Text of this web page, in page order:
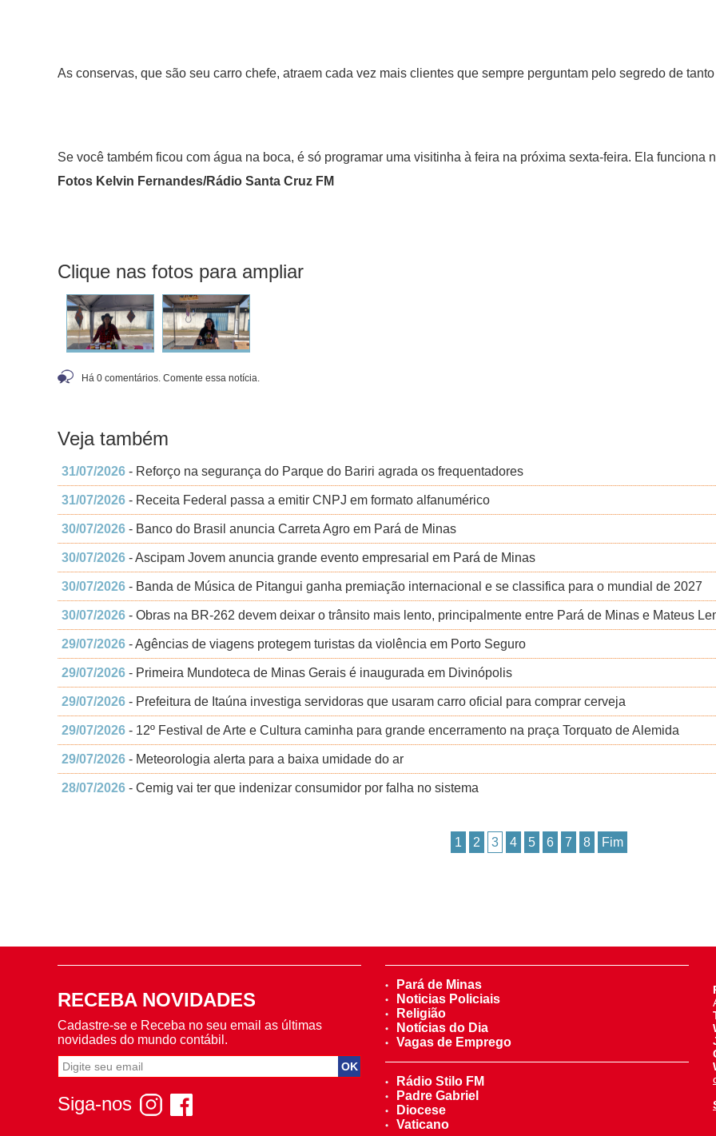
As conservas, que são seu carro chefe, atraem cada vez mais clientes que sempre perguntam pelo segredo de
Se você também ficou com água na boca, é só programar uma visitinha à feira na próxima sexta-feira. Ela
Fotos Kelvin Fernandes/Rádio Santa Cruz FM
Clique nas fotos para ampliar
Há 0 comentários. Comente essa notícia.
Veja também
31/07/2026 - Reforço na segurança do Parque do Bariri agrada os frequentadores
31/07/2026 - Receita Federal passa a emitir CNPJ em formato alfanumérico
30/07/2026 - Banco do Brasil anuncia Carreta Agro em Pará de Minas
30/07/2026 - Ascipam Jovem anuncia grande evento empresarial em Pará de Minas
30/07/2026 - Banda de Música de Pitangui ganha premiação internacional e se classifica para o mundial de 2027
30/07/2026 - Obras na BR-262 devem deixar o trânsito mais lento, principalmente entre Pará de Minas e Mateus
29/07/2026 - Agências de viagens protegem turistas da violência em Porto Seguro
29/07/2026 - Primeira Mundoteca de Minas Gerais é inaugurada em Divinópolis
29/07/2026 - Prefeitura de Itaúna investiga servidoras que usaram carro oficial para comprar cerveja
29/07/2026 - 12º Festival de Arte e Cultura caminha para grande encerramento na praça Torquato de Alemida
29/07/2026 - Meteorologia alerta para a baixa umidade do ar
28/07/2026 - Cemig vai ter que indenizar consumidor por falha no sistema
1 2 3 4 5 6 7 8 Fim
RECEBA NOVIDADES
Cadastre-se e Receba no seu email as últimas
novidades do mundo contábil.
Siga-nos
Pará de Minas
Noticias Policiais
Religião
Notícias do Dia
Vagas de Emprego
Rádio Stilo FM
Padre Gabriel
Diocese
Vaticano